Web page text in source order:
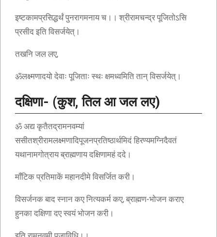
इष्टकामप्रसिद्धर्थं पुनरागमनाय च।। श्रीरामचन्द्र पूजितोऽसि
प्रसीद इति विसर्जयेत्।
तखनि जल लए,
ॐलक्ष्मणादयो देवाः पूजिताः स्थः क्षमध्वमिति तान् विसर्जयेत्।
दक्षिणा- (कुश, तिल आ जल लए)
ॐ अद्य कृतैतद्रामनवम्यां
ससीतश्रीरामलक्ष्मणादिपूजनप्रतिष्ठार्थमिदं हिरण्यमग्निदैवतं
यथानामगोत्राय ब्राह्मणाय दक्षिणामहं ददे।
माँटिक प्रतिमाकें महानदीमे विसर्जित करी।
विसर्जनक बाद स्नान कए नित्यकर्म कए, ब्राह्मण-भोजन कराए
हुनका दक्षिणा दए स्वयं भोजन करी।